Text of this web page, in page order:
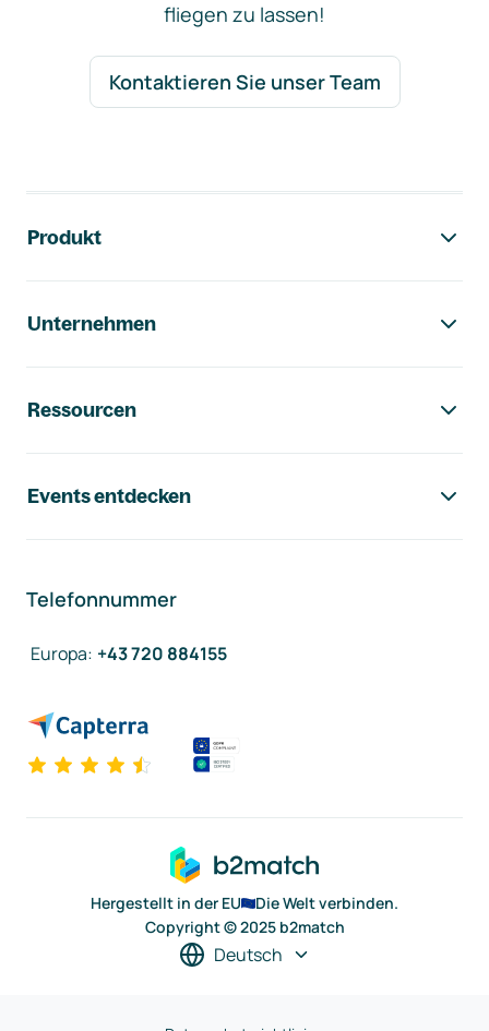
fliegen zu lassen!
Kontaktieren Sie unser Team
Produkt
Unternehmen
Ressourcen
Events entdecken
Telefonnummer
Europa: +43 720 884155
Hergestellt in der EU
Die Welt verbinden.
Copyright © 2025 b2match
Deutsch